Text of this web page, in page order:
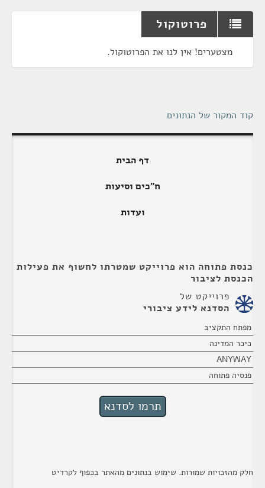
פרוטוקול
מצטערים! אין לנו את הפרוטוקול.
קוד המקור של הנתונים
דף הבית
ח"כים וסיעות
ועדות
כנסת פתוחה הוא פרוייקט שמטרתו לחשוף את פעילות
הכנסת לציבור
פרוייקט של
הסדנא לידע ציבורי
מפתח התקציב
כיכר המדינה
ANYWAY
פנסיה פתוחה
חלק מהזכויות שמורות. שימוש בנתונים מהאתר בכפוף לקרדיט